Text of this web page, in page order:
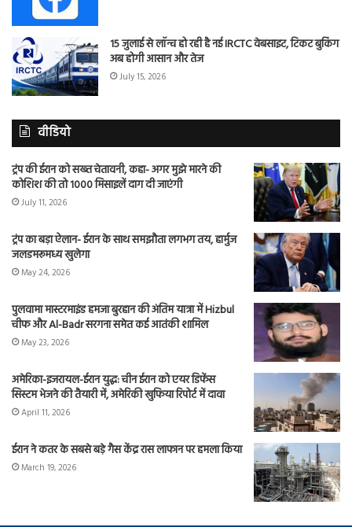
15 जुलाई से लॉन्च हो रही है नई IRCTC वेबसाइट, टिकट बुकिंग
अब होगी आसान और तेज
July 15, 2026
वीडियो
ट्रंप की ईरान को सख्त चेतावनी, कहा- अगर मुझे मारने की
कोशिश की तो 1000 मिसाइलें दाग दी जाएंगी
July 11, 2026
ट्रंप का बड़ा ऐलान- ईरान के साथ समझौता लगभग तय, हार्मुज
जलडमरूमध्य खुलेगा
May 24, 2026
पुलवामा मास्टरमाइंड हमजा बुरहान की अंतिम यात्रा में Hizbul
चीफ और Al-Badr सरगना समेत कई आतंकी शामिल
May 23, 2026
अमेरिका-इजरायल-ईरान युद्ध: चीन ईरान को एयर डिफेंस
सिस्टम भेजने की तैयारी में, अमेरिकी खुफिया रिपोर्ट में दावा
April 11, 2026
ईरान ने कतर के सबसे बड़े गैस केंद्र रास लाफान पर हमला किया
March 19, 2026